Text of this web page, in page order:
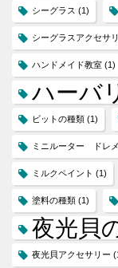
シーグラス (1)
シーグラスアクセサ
ハンドメイド教室 (1)
ハー
ビットの種類 (1)
ミニルーター ドレ
ミルクペイント (1)
塗料の種類 (1)
夜光貝
夜光貝アクセサリー